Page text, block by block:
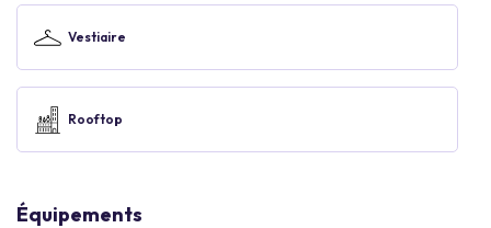
Vestiaire
Rooftop
Équipements